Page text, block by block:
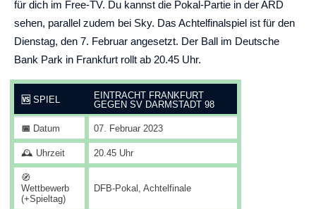
für dich im Free-TV. Du kannst die Pokal-Partie in der ARD
sehen, parallel zudem bei Sky. Das Achtelfinalspiel ist für den
Dienstag, den 7. Februar angesetzt. Der Ball im Deutsche
Bank Park in Frankfurt rollt ab 20.45 Uhr.
🆚 SPIEL
EINTRACHT FRANKFURT
GEGEN SV DARMSTADT 98
📅 Datum 07. Februar 2023
🕰️ Uhrzeit 20.45 Uhr
🧭
Wettbewerb
(+Spieltag)
DFB-Pokal, Achtelfinale